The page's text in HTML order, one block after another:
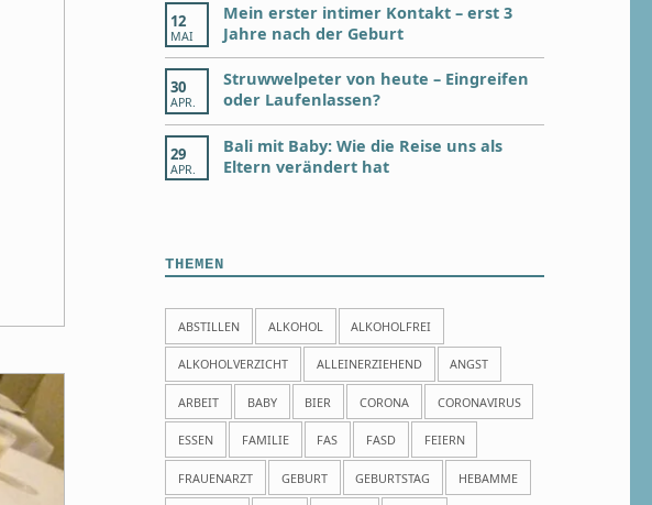
12
MAI
Mein erster intimer Kontakt – erst 3
Jahre nach der Geburt
30
APR.
Struwwelpeter von heute – Eingreifen
oder Laufenlassen?
29
APR.
Bali mit Baby: Wie die Reise uns als
Eltern verändert hat
THEMEN
ABSTILLEN ALKOHOL ALKOHOLFREI
ALKOHOLVERZICHT ALLEINERZIEHEND ANGST
ARBEIT BABY BIER CORONA CORONAVIRUS
ESSEN FAMILIE FAS FASD FEIERN
FRAUENARZT GEBURT GEBURTSTAG HEBAMME